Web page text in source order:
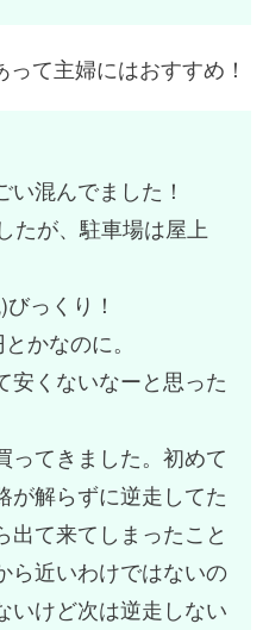
て主婦にはおすすめ！
混んでました！
たが、駐車場は屋上
っくり！
かなのに。
安くないなーと思った
てきました。 初めて
が解らずに逆走してた
出て来てしまったこと
ら近いわけではないの
いけど次は逆走しない